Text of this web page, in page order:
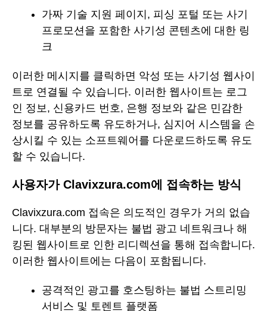
가짜 기술 지원 페이지, 피싱 포털 또는 사기
프로모션을 포함한 사기성 콘텐츠에 대한 링
크
이러한 메시지를 클릭하면 악성 또는 사기성 웹사이
트로 연결될 수 있습니다. 이러한 웹사이트는 로그
인 정보, 신용카드 번호, 은행 정보와 같은 민감한
정보를 공유하도록 유도하거나, 심지어 시스템을 손
상시킬 수 있는 소프트웨어를 다운로드하도록 유도
할 수 있습니다.
사용자가 Clavixzura.com에 접속하는 방식
Clavixzura.com 접속은 의도적인 경우가 거의 없습
니다. 대부분의 방문자는 불법 광고 네트워크나 해
킹된 웹사이트로 인한 리디렉션을 통해 접속합니다.
이러한 웹사이트에는 다음이 포함됩니다.
공격적인 광고를 호스팅하는 불법 스트리밍
서비스 및 토렌트 플랫폼